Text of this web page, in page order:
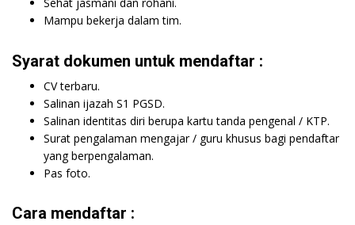
Mampu bekerja dalam tim.
Syarat dokumen untuk mendaftar :
CV terbaru.
Salinan ijazah S1 PGSD.
Salinan identitas diri berupa kartu tanda pengenal / KTP.
Surat pengalaman mengajar / guru khusus bagi pendaftar
yang berpengalaman.
Pas foto.
Cara mendaftar :